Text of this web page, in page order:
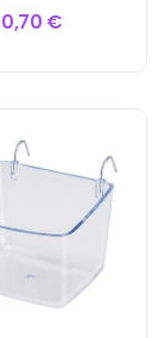
0,70 €